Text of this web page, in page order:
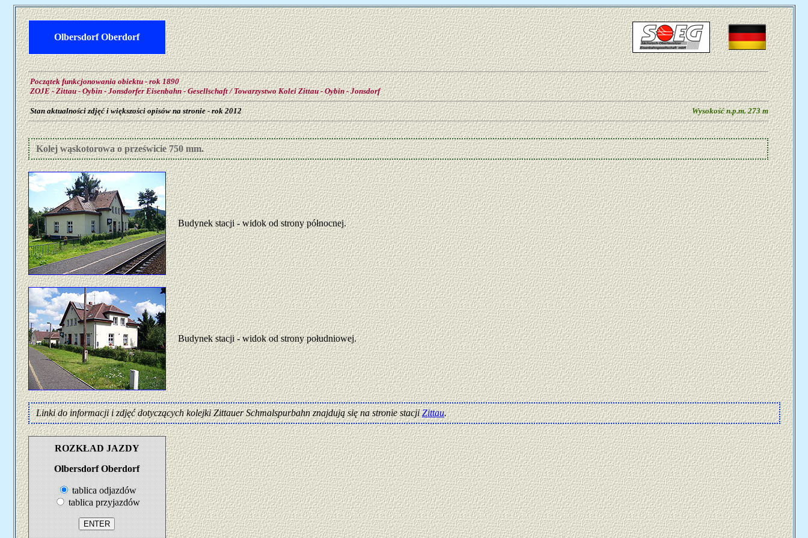
Olbersdorf Oberdorf
Początek funkcjonowania obiektu - rok 1890
ZOJE - Zittau - Oybin - Jonsdorfer Eisenbahn - Gesellschaft / Towarzystwo Kolei Zittau - Oybin - Jonsdorf
Stan aktualności zdjęć i większości opisów na stronie - rok 2012 Wysokość n.p.m. 273 m
Kolej wąskotorowa o prześwicie 750 mm.
Budynek stacji - widok od strony północnej.
Budynek stacji - widok od strony południowej.
Linki do informacji i zdjęć dotyczących kolejki Zittauer Schmalspurbahn znajdują się na stronie stacjiZittau.
ROZKŁAD JAZDY
Olbersdorf Oberdorf
tablica odjazdów
tablica przyjazdów